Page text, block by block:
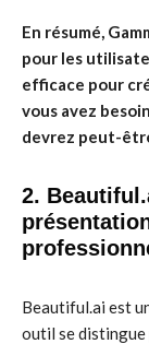
En résumé,
pour les
efficace pour
vous avez
devrez peut-
2.
Beautiful.ai est
outil se distingue